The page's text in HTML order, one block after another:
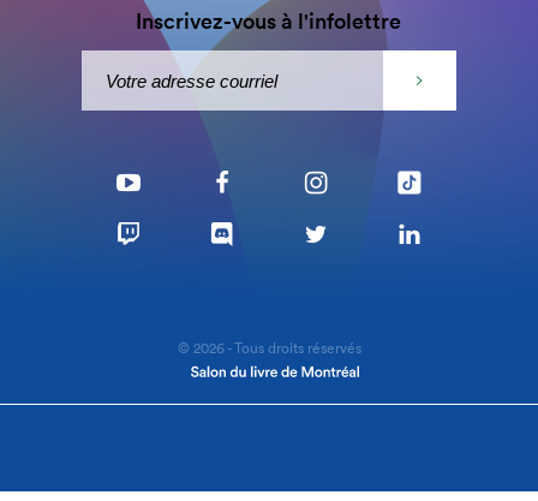
Inscrivez-vous à l'infolettre
© 2026 - Tous droits réservés